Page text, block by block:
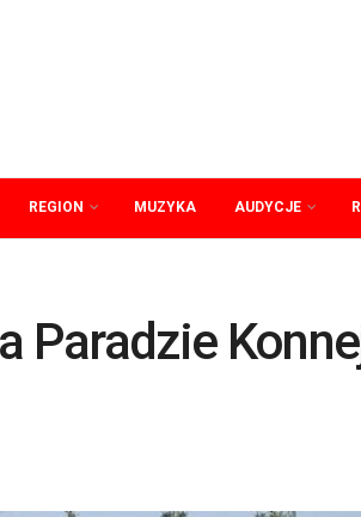
REGION MUZYKA AUDYCJE
Paradzie